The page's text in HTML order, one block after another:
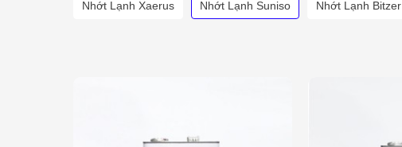
Nhớt Lạnh Xaerus Nhớt Lạnh Suniso Nhớt Lạnh Bitzer